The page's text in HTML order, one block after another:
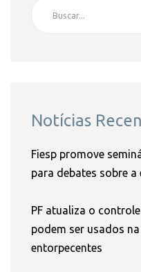
Notícias
Fiesp promove
para debates sobre
PF atualiza o
podem ser usados
entorpecentes